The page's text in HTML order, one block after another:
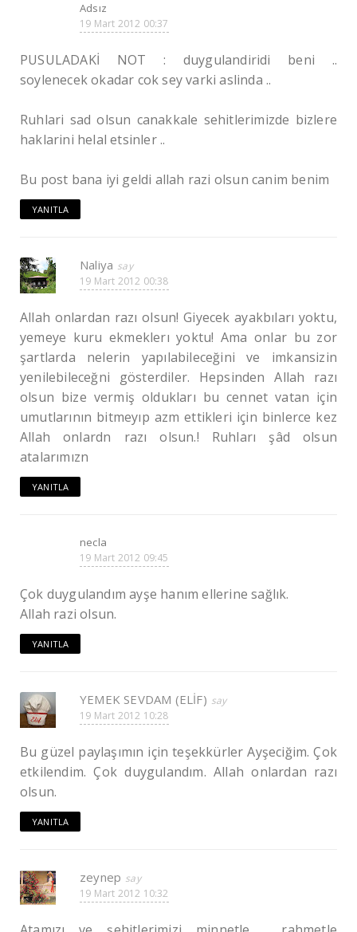
Adsız
19 Mart 2012 00:37
PUSULADAKİ NOT : duygulandiridi beni ..
soylenecek okadar cok sey varki aslinda ..
Ruhlari sad olsun canakkale sehitlerimizde bizlere
haklarini helal etsinler ..
Bu post bana iyi geldi allah razi olsun canim benim
YANITLA
Naliya
19 Mart 2012 00:38
Allah onlardan razı olsun! Giyecek ayakbıları yoktu,
yemeye kuru ekmeklerı yoktu! Ama onlar bu zor
şartlarda nelerin yapılabileceğini ve imkansizin
yenilebileceğni gösterdiler. Hepsinden Allah razı
olsun bize vermiş oldukları bu cennet vatan için
umutlarının bitmeyıp azm ettikleri için binlerce kez
Allah onlardn razı olsun.! Ruhları şâd olsun
atalarımızn
YANITLA
necla
19 Mart 2012 09:45
Çok duygulandım ayşe hanım ellerine sağlık.
Allah razi olsun.
YANITLA
YEMEK SEVDAM (ELİF)
19 Mart 2012 10:28
Bu güzel paylaşımın için teşekkürler Ayşeciğim. Çok
etkilendim. Çok duygulandım. Allah onlardan razı
olsun.
YANITLA
zeynep
19 Mart 2012 10:32